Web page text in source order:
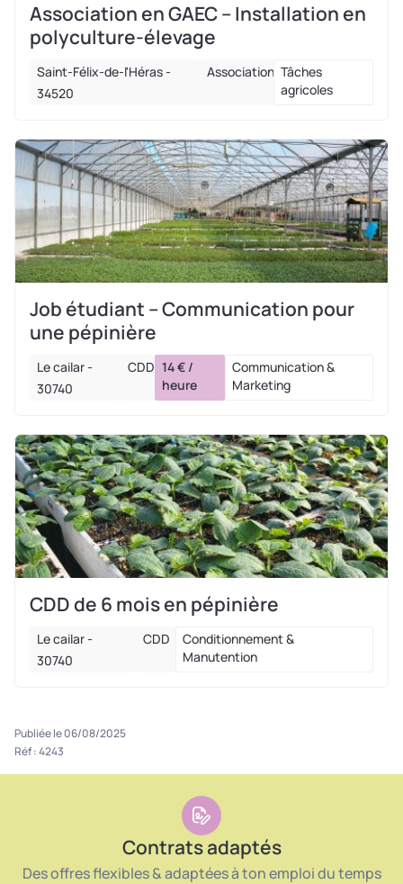
Association en GAEC – Installation en
polyculture-élevage
Saint-Félix-de-l'Héras -
34520
Association Tâches
agricoles
Job étudiant – Communication pour
une pépinière
Le cailar -
30740
CDD 14 € /
heure
Communication &
Marketing
CDD de 6 mois en pépinière
Le cailar -
30740
CDD
Conditionnement &
Manutention
Publiée le 06/08/2025
Réf : 4243
Contrats adaptés
Des offres flexibles & adaptées à ton emploi du temps